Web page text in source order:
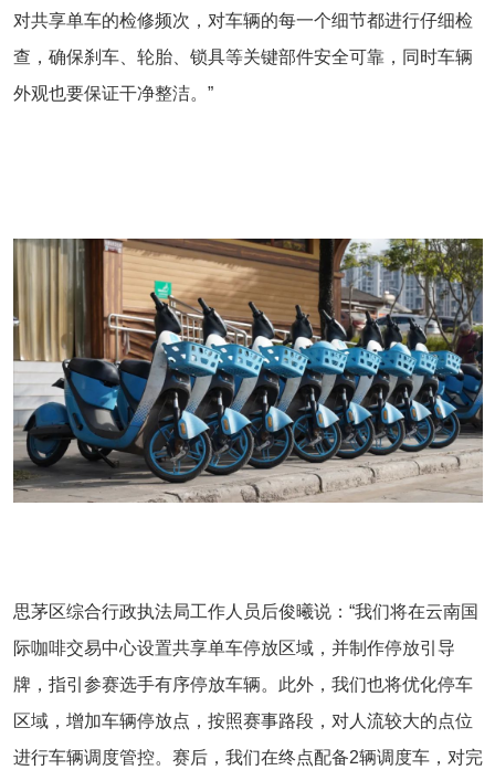
对共享单车的检修频次，对车辆的每一个细节都进行仔细检
查，确保刹车、轮胎、锁具等关键部件安全可靠，同时车辆
外观也要保证干净整洁。”
思茅区综合行政执法局工作人员后俊曦说：“我们将在云南国
际咖啡交易中心设置共享单车停放区域，并制作停放引导
牌，指引参赛选手有序停放车辆。此外，我们也将优化停车
区域，增加车辆停放点，按照赛事路段，对人流较大的点位
进行车辆调度管控。赛后，我们在终点配备2辆调度车，对完